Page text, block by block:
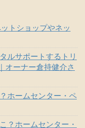
トショップやネッ
ルサポートするトリ
オーナー倉持健介さ
ホームセンター・ペ
？ホームセンター・